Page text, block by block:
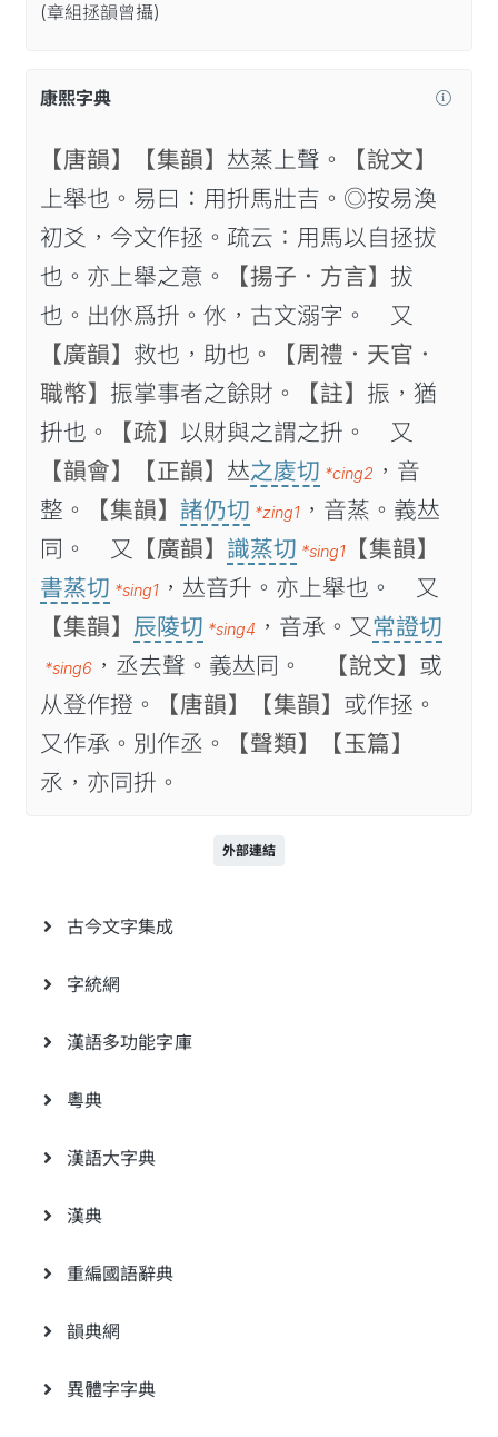
(章組拯韻曾攝)
康熙字典
【唐韻】 【集韻】 𠀤蒸上聲。
【說文】
上舉也。易曰：用抍馬壯吉。◎按易渙
初爻，今文作拯。疏云：用馬以自拯拔
也。亦上舉之意。
【揚子．方言】 拔
也。出㲻爲抍。㲻，古文溺字。 又
【廣韻】 救也，助也。
【周禮．天官．
職幣】 振掌事者之餘財。 【註】 振，猶
抍也。
【疏】 以財與之謂之抍。 又
【韻會】
【正韻】 𠀤之庱切 *cing2 ，音
整。
【集韻】 諸仍切 *zing1 ，音蒸。義𠀤
同。 又
【廣韻】 識蒸切 *sing1
【集韻】
書蒸切 *sing1 ，𠀤音升。亦上舉也。 又
【集韻】 辰陵切 *sing4 ，音承。又常證切
*sing6 ，丞去聲。義𠀤同。 【說文】 或
从登作撜。
【唐韻】 【集韻】 或作拯。
又作承。別作丞。
【聲類】
【玉篇】
氶，亦同抍。
外部連結
古今文字集成
字統網
漢語多功能字庫
粵典
漢語大字典
漢典
重編國語辭典
韻典網
異體字字典